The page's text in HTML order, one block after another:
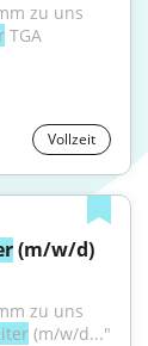
zu uns
TGA
Vollzeit
(m/w/d)
zu uns
(m/w/d..."